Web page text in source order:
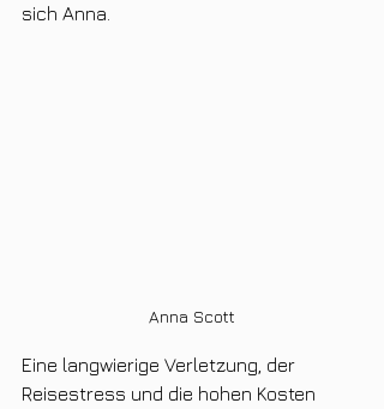
sich Anna.
Anna Scott
Eine langwierige Verletzung, der
Reisestress und die hohen Kosten